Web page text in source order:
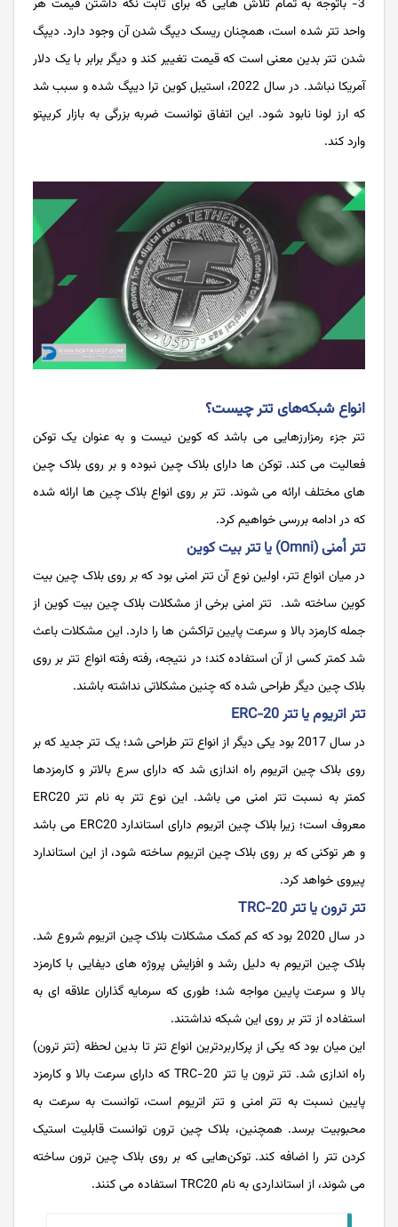
3- باتوجه به تمام تلاش هایی که برای ثابت نگه داشتن قیمت هر
واحد تتر شده است، همچنان ریسک دیپگ شدن آن وجود دارد. دیپگ
شدن تتر بدین معنی است که قیمت تغییر کند و دیگر برابر با یک دلار
آمریکا نباشد. در سال 2022، استیبل کوین ترا دیپگ شده و سبب شد
که ارز لونا نابود شود. این اتفاق توانست ضربه بزرگی به بازار کریپتو
وارد کند.
انواع شبکه‌های تتر چیست؟
تتر جزء رمزارزهایی می باشد که کوین نیست و به عنوان یک توکن
فعالیت می کند. توکن ها دارای بلاک چین نبوده و بر روی بلاک چین
های مختلف ارائه می شوند. تتر بر روی انواع بلاک چین ‌ها ارائه شده
که در ادامه بررسی خواهیم کرد.
تتر اُمنی (Omni) یا تتر بیت کوین
در میان انواع تتر، اولین نوع آن تتر امنی بود که بر روی بلاک چین بیت
کوین ساخته شد. تتر امنی برخی از مشکلات بلاک چین بیت کوین از
جمله کارمزد بالا و سرعت پایین تراکشن ها را دارد. این مشکلات باعث
شد کمتر کسی از آن استفاده کند؛ در نتیجه، رفته رفته انواع تتر بر روی
بلاک چین دیگر طراحی شده که چنین مشکلاتی نداشته باشند.
تتر اتریوم یا تتر ERC-20
در سال 2017 بود یکی دیگر از انواع تتر طراحی شد؛ یک تتر جدید که بر
روی بلاک چین اتریوم راه‌ اندازی شد که دارای سرع بالاتر و کارمزدها
کمتر به نسبت تتر امنی می باشد. این نوع تتر به نام تتر ERC20
معروف است؛ زیرا بلاک چین اتریوم دارای استاندارد ERC20 می باشد
و هر توکنی که بر روی بلاک چین اتریوم ساخته شود، از این استاندارد
پیروی خواهد کرد.
تتر ترون یا تتر TRC-20
در سال 2020 بود که کم کمک مشکلات بلاک چین اتریوم شروع شد.
بلاک چین اتریوم به دلیل رشد و افزایش پروژه های دیفایی با کارمزد
بالا و سرعت پایین مواجه شد؛ طوری که سرمایه گذاران علاقه ای به
استفاده از تتر بر روی این شبکه نداشتند.
این میان بود که یکی از پرکاربردترین انواع تتر تا بدین لحظه (تتر ترون)
راه ‌اندازی شد. تتر ترون یا تتر TRC-20 که دارای سرعت بالا و کارمزد
پایین نسبت به تتر امنی و تتر اتریوم است، توانست به سرعت به
محبوبیت برسد. همچنین، بلاک چین ترون توانست قابلیت استیک
کردن تتر را اضافه کند. توکن‌هایی که بر روی بلاک چین ترون ساخته
می شوند، از استانداردی به نام TRC20 استفاده می ‌کنند.